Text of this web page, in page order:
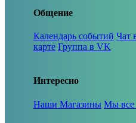
Общение
Календарь событий Чат
карте Группа в VK
Интересно
Наши Магазины Мы все